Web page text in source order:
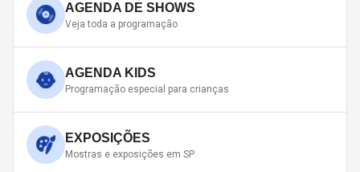
AGENDA DE SHOWS
Veja toda a programação
AGENDA KIDS
Programação especial para crianças
EXPOSIÇÕES
Mostras e exposições em SP